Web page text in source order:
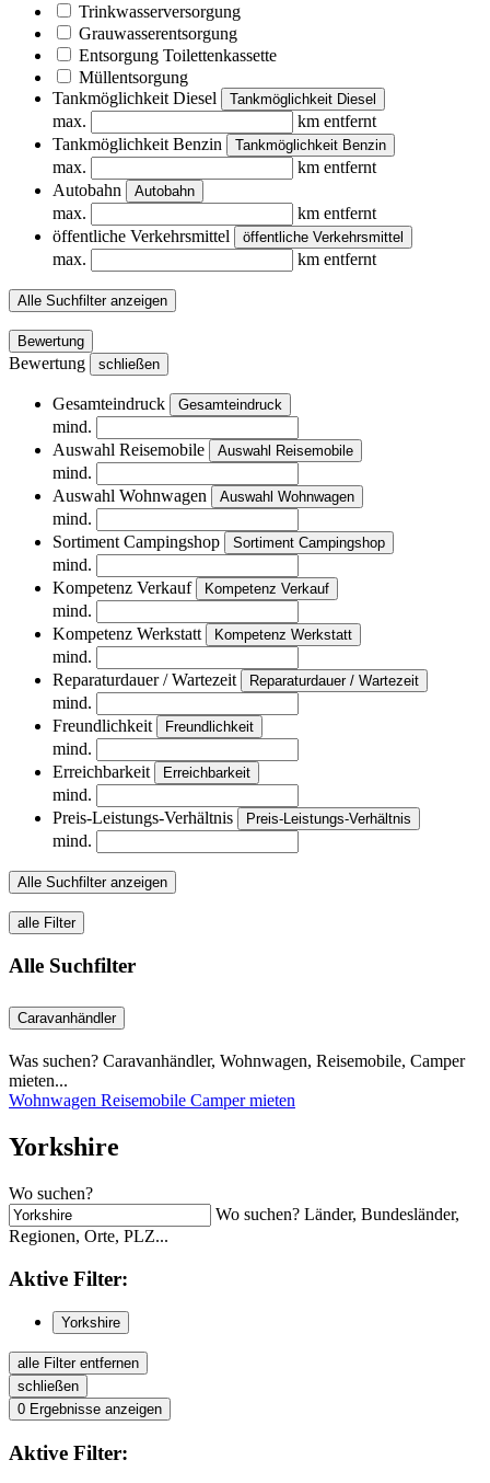
Trinkwasserversorgung
Grauwasserentsorgung
Entsorgung Toilettenkassette
Müllentsorgung
Tankmöglichkeit Diesel
Tankmöglichkeit Diesel
max.
km entfernt
Tankmöglichkeit Benzin
Tankmöglichkeit Benzin
max.
km entfernt
Autobahn
Autobahn
max.
km entfernt
öffentliche Verkehrsmittel
öffentliche Verkehrsmittel
max. km entfernt
Alle Suchfilter anzeigen
Bewertung
Bewertung schließen
Gesamteindruck Gesamteindruck
mind.
Auswahl Reisemobile
Auswahl Reisemobile
mind.
Auswahl Wohnwagen
Auswahl Wohnwagen
mind.
Sortiment Campingshop
Sortiment Campingshop
mind.
Kompetenz Verkauf
Kompetenz Verkauf
mind.
Kompetenz Werkstatt
Kompetenz Werkstatt
mind.
Reparaturdauer / Wartezeit
Reparaturdauer / Wartezeit
mind.
Freundlichkeit
Freundlichkeit
mind.
Erreichbarkeit
Erreichbarkeit
mind.
Preis-Leistungs-Verhältnis
Preis-Leistungs-Verhältnis
mind.
Alle Suchfilter anzeigen
alle Filter
Alle Suchfilter
Caravanhändler
Was suchen? Caravanhändler, Wohnwagen, Reisemobile, Camper
mieten...
Wohnwagen Reisemobile Camper mieten
Yorkshire
Wo suchen?
Wo suchen? Länder, Bundesländer,
Regionen, Orte, PLZ...
Aktive Filter:
Yorkshire
alle Filter entfernen
schließen
0 Ergebnisse anzeigen
Aktive Filter: